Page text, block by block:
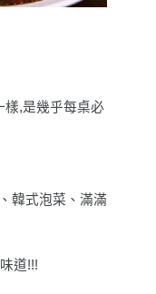
樣,是幾乎每桌必
韓式泡菜、滿滿
道!!!